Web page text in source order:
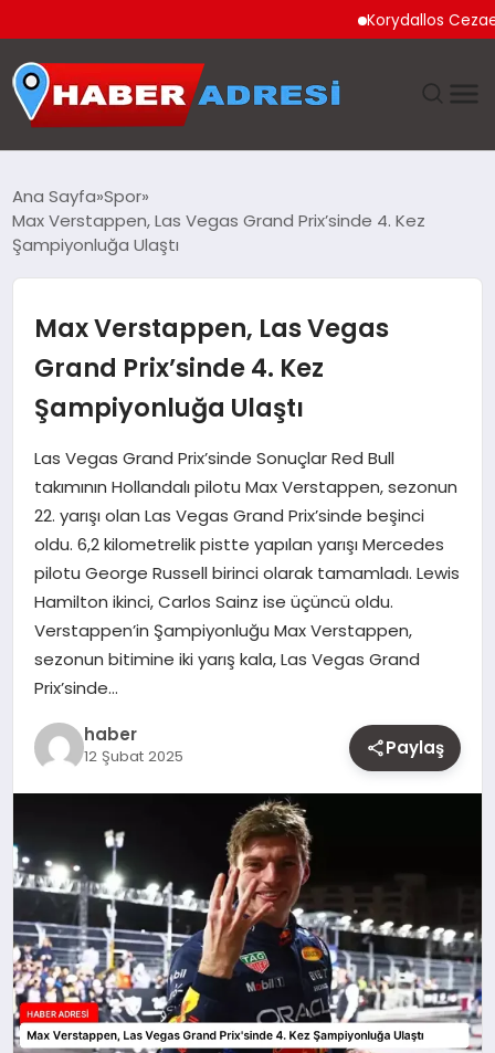
Korydallos
GÜNDEM
TEKNOLOJI
EĞITIM
MAGAZIN
YAŞAM
OTOMOBIL
Ana Sayfa Spor
Max Verstappen, Las Vegas Grand Prix’sinde 4. Kez
Şampiyonluğa Ulaştı
Max Verstappen, Las Vegas
Grand Prix’sinde 4. Kez
Şampiyonluğa Ulaştı
Las Vegas Grand Prix’sinde Sonuçlar Red Bull
takımının Hollandalı pilotu Max Verstappen, sezonun
22. yarışı olan Las Vegas Grand Prix’sinde beşinci
oldu. 6,2 kilometrelik pistte yapılan yarışı Mercedes
pilotu George Russell birinci olarak tamamladı. Lewis
Hamilton ikinci, Carlos Sainz ise üçüncü oldu.
Verstappen’in Şampiyonluğu Max Verstappen,
sezonun bitimine iki yarış kala, Las Vegas Grand
Prix’sinde…
haber
12 Şubat 2025 Paylaş